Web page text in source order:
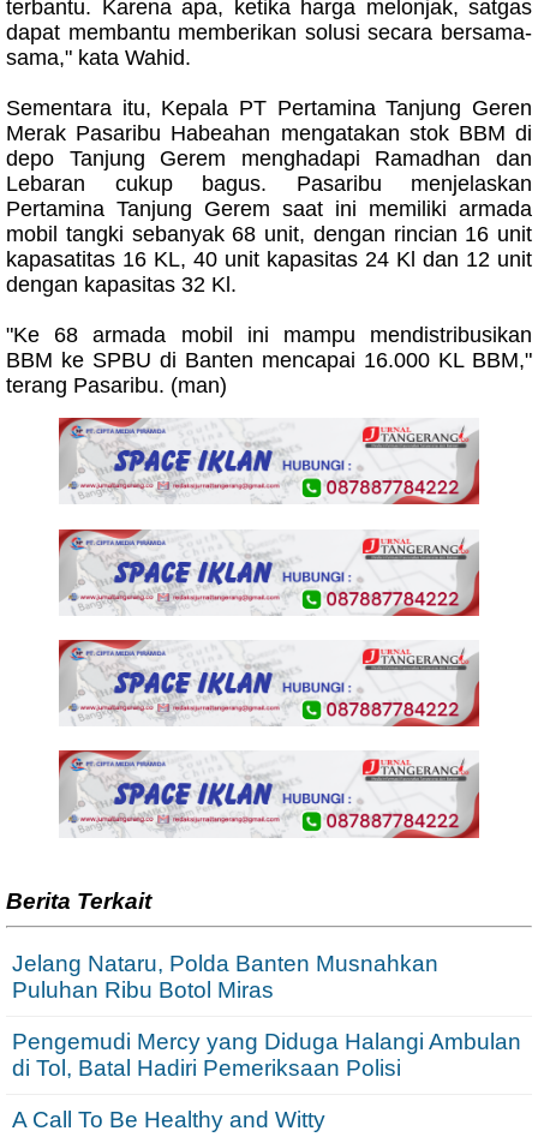
terbantu. Karena apa, ketika harga melonjak, satgas
dapat membantu memberikan solusi secara bersama-
sama," kata Wahid.
Sementara itu, Kepala PT Pertamina Tanjung Geren
Merak Pasaribu Habeahan mengatakan stok BBM di
depo Tanjung Gerem menghadapi Ramadhan dan
Lebaran cukup bagus. Pasaribu menjelaskan
Pertamina Tanjung Gerem saat ini memiliki armada
mobil tangki sebanyak 68 unit, dengan rincian 16 unit
kapasatitas 16 KL, 40 unit kapasitas 24 Kl dan 12 unit
dengan kapasitas 32 Kl.
"Ke 68 armada mobil ini mampu mendistribusikan
BBM ke SPBU di Banten mencapai 16.000 KL BBM,"
terang Pasaribu. (man)
Berita Terkait
Jelang Nataru, Polda Banten Musnahkan
Puluhan Ribu Botol Miras
Pengemudi Mercy yang Diduga Halangi Ambulan
di Tol, Batal Hadiri Pemeriksaan Polisi
A Call To Be Healthy and Witty